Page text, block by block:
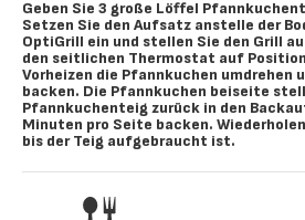
Geben Sie 3 große Löffel
Setzen Sie den Aufsatz anstelle der
OptiGrill ein und stellen Sie den Grill
den seitlichen Thermostat auf
Vorheizen die Pfannkuchen umdrehen
backen. Die Pfannkuchen beiseite
Pfannkuchenteig zurück in den
Minuten pro Seite backen.
bis der Teig aufgebraucht ist.